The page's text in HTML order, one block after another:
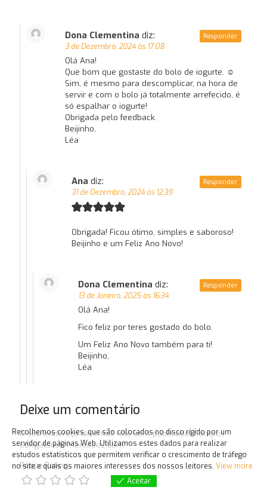
Dona Clementina diz:
3 de Dezembro, 2024 às 17:08
Olá Ana!
Que bom que gostaste do bolo de iogurte. ☺
Sim, é mesmo para descomplicar, na hora de
servir e com o bolo já totalmente arrefecido, é
só espalhar o iogurte!
Obrigada pelo feedback.
Beijinho,
Léa
Responder
Ana diz:
31 de Dezembro, 2024 às 12:39
Obrigada! Ficou ótimo, simples e saboroso!
Beijinho e um Feliz Ano Novo!
Responder
Dona Clementina diz:
13 de Janeiro, 2025 às 16:34
Olá Ana!
Fico feliz por teres gostado do bolo.
Um Feliz Ano Novo também para ti!
Beijinho,
Léa
Responder
Deixe um comentário
O seu endereço de email não será publicado. Campos
obrigatórios marcados com*
Recipe Rating
Recolhemos cookies, que são colocados no disco rígido por um
servidor de páginas Web. Utilizamos estes dados para realizar
estudos estatísticos que permitem verificar o crescimento de tráfego
no site e quais os maiores interesses dos nossos leitores. View more
Aceitar